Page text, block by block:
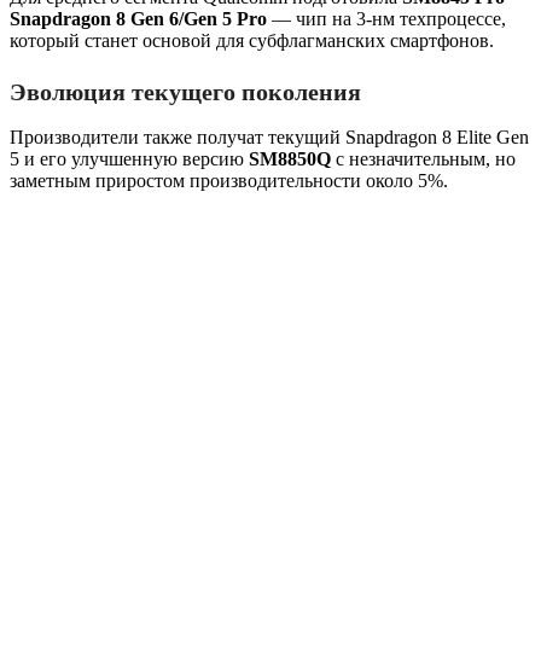
Snapdragon 8 Gen 6/Gen 5 Pro — чип на 3‑нм техпроцессе,
который станет основой для субфлагманских смартфонов.
Эволюция текущего поколения
Производители также получат текущий Snapdragon 8 Elite Gen
5 и его улучшенную версию SM8850Q с незначительным, но
заметным приростом производительности около 5%.